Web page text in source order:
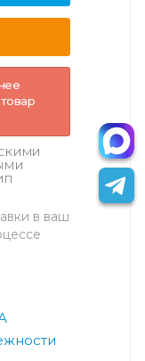
в ваш